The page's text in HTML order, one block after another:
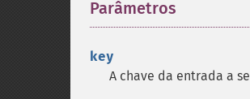
Parâmetros
key
A chave da entrada a